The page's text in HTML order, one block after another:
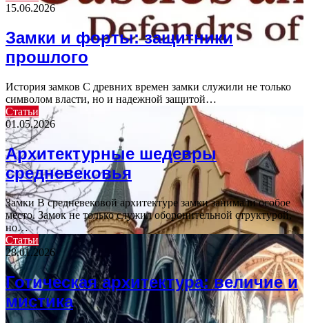
for
15.06.2026
Замки и форты: защитники
прошлого
История замков С древних времен замки служили не только
символом власти, но и надежной защитой…
Статьи
01.05.2026
Архитектурные шедевры
средневековья
Замки В средневековой архитектуре замки занимали особое
место. Замок не только служил оборонительной структурой,
но…
Статьи
28.01.2026
Готическая архитектура: величие и
мистика